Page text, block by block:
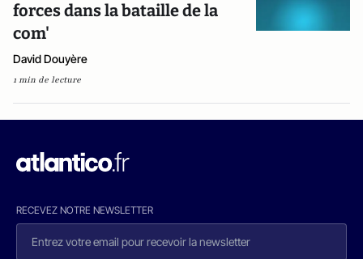
forces dans la bataille de la
com'
David Douyère
1 min de lecture
RECEVEZ NOTRE NEWSLETTER